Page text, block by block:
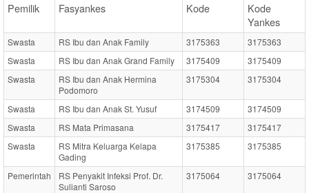
Pemilik Fasyankes Kode
Kode
Yankes
Swasta RS Ibu dan Anak Family 3175363
3175363
Swasta
RS Ibu dan Anak Grand Family 3175409
3175409
Swasta
RS Ibu dan Anak Hermina
Podomoro
3175304 3175304
Swasta RS Ibu dan Anak St. Yusuf 3174509
3174509
Swasta
RS Mata Primasana 3175417
3175417
Swasta
RS Mitra Keluarga Kelapa
Gading
3175385 3175385
Pemerintah
RS Penyakit Infeksi Prof. Dr.
Sulianti Saroso
3175064 3175064